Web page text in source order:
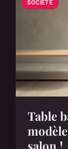
SOCIÉTÉ
Table
salon !